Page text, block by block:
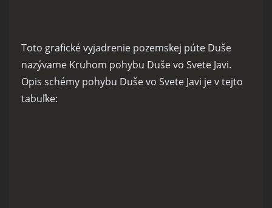
Toto grafické vyjadrenie pozemskej púte Duše
nazývame Kruhom pohybu Duše vo Svete Javi.
Opis schémy pohybu Duše vo Svete Javi je v tejto
tabuľke: